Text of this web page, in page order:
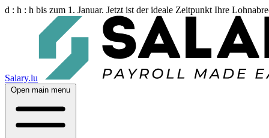
d : h : h bis zum 1. Januar. Jetzt ist der ideale Zeitpunkt Ihre
Salary.lu
Open main menu